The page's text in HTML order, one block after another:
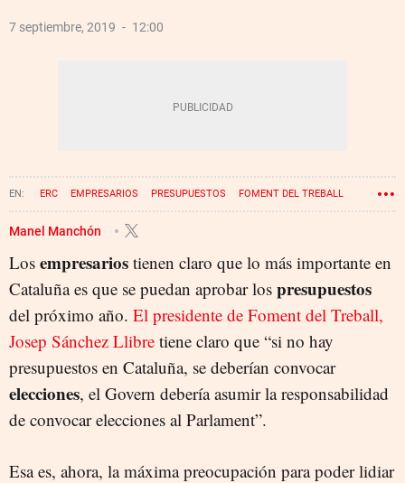
7 septiembre, 2019 12:00
ERC EMPRESARIOS PRESUPUESTOS FOMENT DEL TREBALL
JOSEP SÁNCHEZ LLIBRE
Manel Manchón
Los empresarios tienen claro que lo más importante en
Cataluña es que se puedan aprobar los presupuestos
del próximo año. El presidente de Foment del Treball,
Josep Sánchez Llibre tiene claro que “si no hay
presupuestos en Cataluña, se deberían convocar
elecciones, el Govern debería asumir la responsabilidad
de convocar elecciones al Parlament”.
Esa es, ahora, la máxima preocupación para poder lidiar